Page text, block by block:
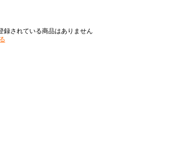
録されている商品はありません